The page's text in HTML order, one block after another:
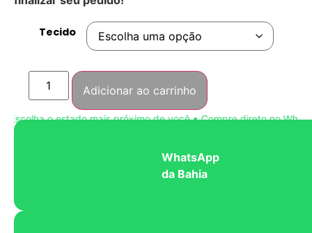
Tecido
Adicionar ao carrinho
o estado mais próximo de você • Compre direto no
WhatsApp
da Bahia